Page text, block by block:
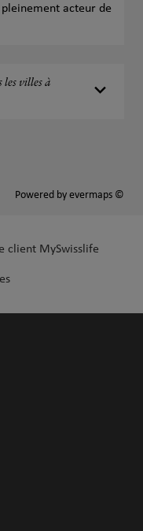
acteur de
les villes à
Powered by evermaps ©
client MySwisslife